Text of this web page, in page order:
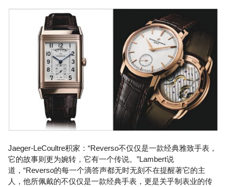
Jaeger-LeCoultre积家：“Reverso不仅仅是一款经典雅致手表，
它的故事则更为婉转，它有一个传说。”Lambert说
道，“Reverso的每一个滴答声都无时无刻不在提醒著它的主
人，他所佩戴的不仅仅是一款经典手表，更是关乎制表业的传